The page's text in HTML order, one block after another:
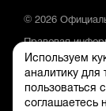
Используем
аналитику для
пользоваться
соглашаетесь
© 2026
Правовая
Положение об